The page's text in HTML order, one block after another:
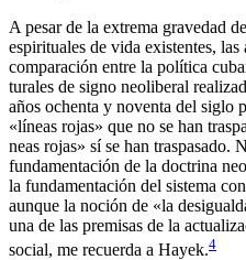
A pesar de la extrema gravedad
espirituales de vida existentes,
comparación entre la política
turales de signo neoliberal
años ochenta y noventa del siglo
«líneas rojas» que no se han
neas rojas» sí se han traspasado.
fundamentación de la doctrina
la fundamentación del sistema
aunque la noción de «la
una de las premisas de la
social, me recuerda a Hayek.4